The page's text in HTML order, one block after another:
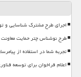
اجرای طرح مشترک شناسایی و
طرح نوشناس چتر حمایت
تجربه شما در استفاده از
اعلام فراخوان برای توسعه